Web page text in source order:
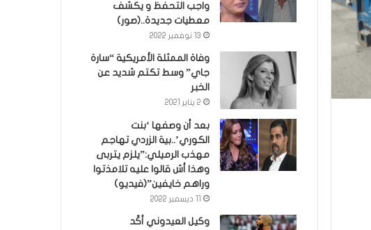
واجب التحفظ و يكشف
معطيات جديدة..(صور)
13 نوفمبر 2022
وفاة الممثلة الأمريكية “سارة
جاي” وسط تكتم شديد عن
الخبر
2 يناير 2021
بعد أن وصفها ‘بنت
الكوري’..بية الزردي تهاجم
مهذب الرميلي:”يلزم يتربى
وهذا أش قالوا عليه تلامذتوا
وراهم خايفين”(فيديو)
وكيل العيدوني أكّد